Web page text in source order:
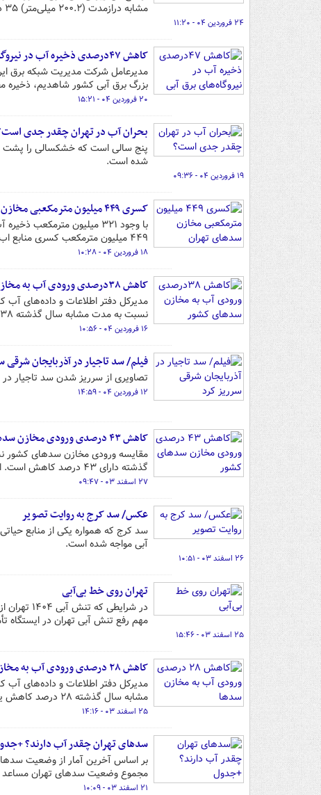
مشابه درازمدت (۲۰۰.۲ میلی‌متر) ۳۵ درصد کاهش را نشان می دهد.
۲۴ فروردین ۰۴ - ۱۱:۲۰
کاهش ۴۷درصدی ذخیره آب در نیروگاه‌های برق آبی
بزرگ برق آبی کشور شاهدیم، ذخیره مفید در
۲۰ فروردین ۰۴ - ۱۵:۲۱
بحران آب در تهران چقدر جدی
پنج سالی است که خشکسالی را پشت
شده است.
۱۹ فروردین ۰۴ - ۰۹:۳۶
کسری ۴۴۹ میلیون مترمکعبی مخازن سدهای تهران
با وجود ۳۲۱ میلیون
۴۴۹ میلیون مترمکعب کسری منابع اب سطحی در تهران داریم.
۱۸ فروردین ۰۴ - ۱۰:۲۸
کاهش ۳۸درصدی ورودی آب به مخازن سدهای کشور
نسبت به مدت مشابه سال گذشته ۳۸ درصد کاهش یافت.
۱۶ فروردین ۰۴ - ۱۰:۵۶
فیلم/ سد تاجیار در آذربایجان شرقی
تصاویری از سرریز شدن سد تاجیار
۱۲ فروردین ۰۴ - ۱۴:۵۹
کاهش ۴۳ درصدی ورودی مخازن سدهای کشور
گذشته دارای ۴۳ درصد کاهش است. این در شرایطی است که سال‌های گذشته نیز سال‌های خشک محسوب می‌شوند.
۲۷ اسفند ۰۳ - ۰۹:۴۷
عکس/ سد کرج به روایت تصویر
آبی مواجه شده است.
۲۶ اسفند ۰۳ - ۱۰:۵۱
تهران روی خط بی‌آبی
در
مهم رفع تنش آبی تهران در ایستگاه
۲۵ اسفند ۰۳ - ۱۵:۴۶
کاهش ۲۸ درصدی ورودی آب به مخازن سدها
مدیرکل دفتر اطلاعات و داده‌های
مشابه سال گذشته ۲۸ درصد کاهش یافته است
۲۵ اسفند ۰۳ - ۱۴:۱۶
سدهای تهران چقدر آب دارند؟
بر اساس آخرین آمار از وضعیت
مجموع وضعیت سدهای تهران
۲۱ اسفند ۰۳ - ۱۰:۰۹